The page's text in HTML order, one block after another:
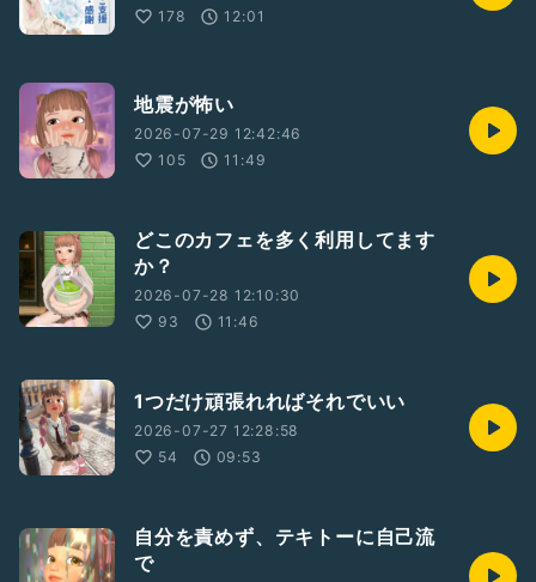
178
12:01
地震が怖い
2026-07-29 12:42:46
105
11:49
どこのカフェを多く利用してます
か？
2026-07-28 12:10:30
93
11:46
1つだけ頑張れればそれでいい
2026-07-27 12:28:58
54
09:53
自分を責めず、テキトーに自己流
で